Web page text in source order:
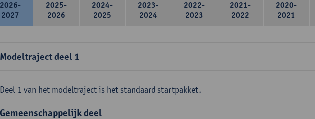
2026-
2027
2025-
2026
2024-
2025
2023-
2024
2022-
2023
2021-
2022
2020-
2021
Modeltraject deel 1
Deel 1 van het modeltraject is het standaard startpakket.
Gemeenschappelijk deel